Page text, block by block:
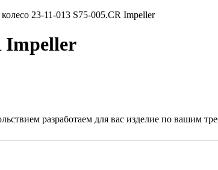
колесо 23-11-013 S75-005.CR Impeller
Impeller
разработаем для вас изделие по вашим